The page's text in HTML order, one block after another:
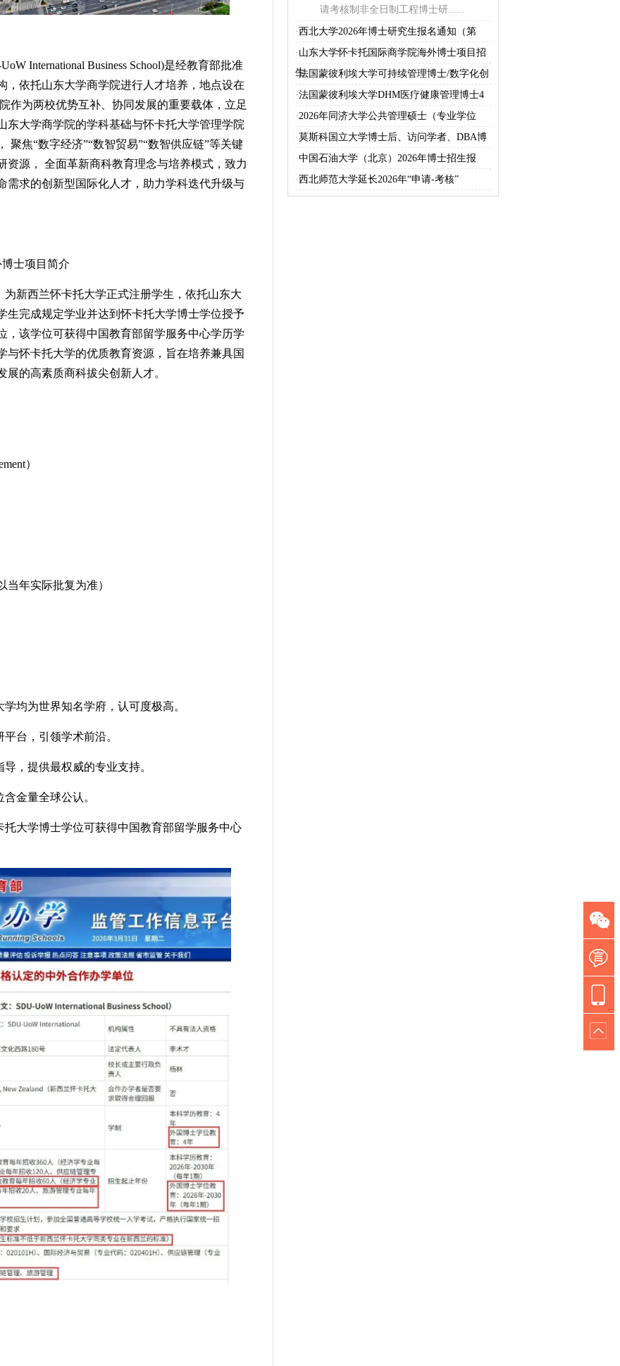
International Business School)是经教育部批准
，依托山东大学商学院进行人才培养，地点设在
作为两校优势互补、协同发展的重要载体，立足
东大学商学院的学科基础与怀卡托大学管理学院
聚焦“数字经济”“数智贸易”“数智供应链”等关键
资源， 全面革新商科教育理念与培养模式，致力
需求的创新型国际化人才，助力学科迭代升级与
士项目简介
新西兰怀卡托大学正式注册学生，依托山东大
生完成规定学业并达到怀卡托大学博士学位授予
，该学位可获得中国教育部留学服务中心学历学
与怀卡托大学的优质教育资源，旨在培养兼具国
的高素质商科拔尖创新人才。
）
当年实际批复为准）
均为世界知名学府，认可度极高。
台，引领学术前沿。
，提供最权威的专业支持。
金量全球公认。
大学博士学位可获得中国教育部留学服务中心
请考核制非全日制工程博士研......
·西北大学2026年博士研究生报名通知（第
· 山东大学怀卡托国际商学院海外博士项目招
生
·法国蒙彼利埃大学可持续管理博士/数字化创
·法国蒙彼利埃大学DHM医疗健康管理博士4
·2026年同济大学公共管理硕士（专业学位
·莫斯科国立大学博士后、访问学者、DBA博
·中国石油大学（北京）2026年博士招生报
·西北师范大学延长2026年“申请-考核”